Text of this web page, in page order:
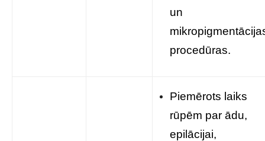
un
procedūras.
Piemērots laiks
rūpēm par ādu,
epilācijai,